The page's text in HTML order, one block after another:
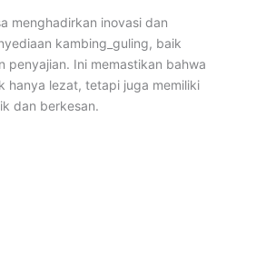
menghadirkan inovasi dan
kambing_guling, baik
penyajian. Ini memastikan bahwa
hanya lezat, tetapi juga memiliki
dan berkesan.